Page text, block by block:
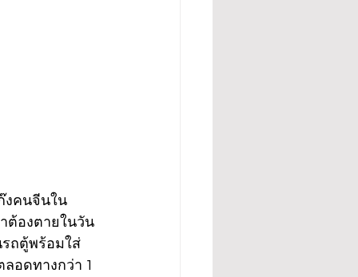
งคนจีนใน
ต้องตายในวัน
ถตู้พร้อมใส่
อดทางกว่า 1